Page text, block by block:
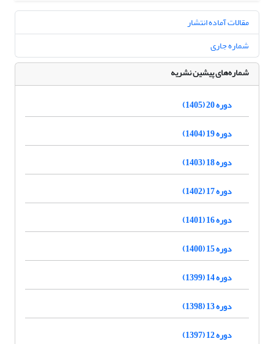
مقالات آماده انتشار
شماره جاری
شماره‌های پیشین نشریه
دوره 20 (1405)
دوره 19 (1404)
دوره 18 (1403)
دوره 17 (1402)
دوره 16 (1401)
دوره 15 (1400)
دوره 14 (1399)
دوره 13 (1398)
دوره 12 (1397)